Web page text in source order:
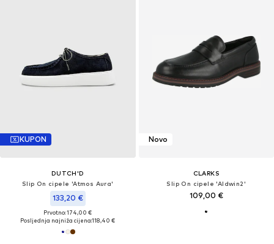
KUPON
DUTCH'D
Slip On cipele 'Atmos Aura'
133,20 €
Prvotno: 174,00 €
Posljednja najniža cijena:118,40 €
Novo
CLARKS
Slip On cipele 'Aldwin2'
109,00 €